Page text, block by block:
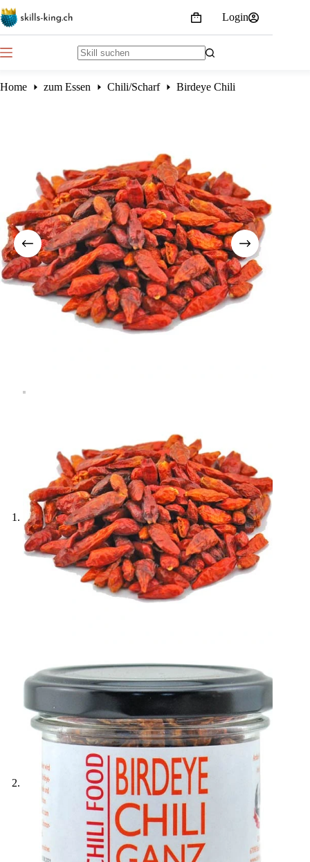
Skip
to
content
Shopping
cart
Login
Home
zum Essen Chili/Scharf Birdeye Chili